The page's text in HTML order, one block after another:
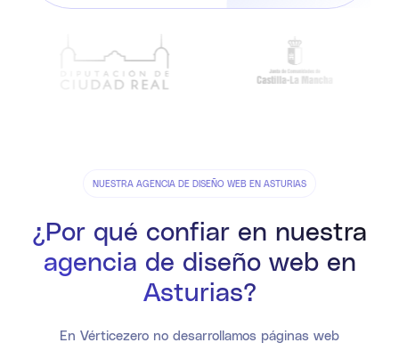
NUESTRA AGENCIA DE DISEÑO WEB EN ASTURIAS
¿Por qué confiar en nuestra
agencia de diseño web en
Asturias?
En Vérticezero no desarrollamos páginas web